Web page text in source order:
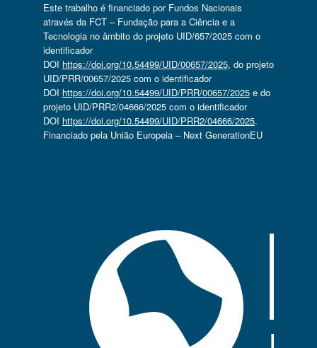
Este trabalho é financiado por Fundos Nacionais
através da FCT – Fundação para a Ciência e a
Tecnologia no âmbito do projeto UID/657/2025 com o
identificador
DOI https://doi.org/10.54499/UID/00657/2025, do projeto
UID/PRR/00657/2025 com o identificador
DOI https://doi.org/10.54499/UID/PRR/00657/2025e do
projeto UID/PRR2/04666/2025 com o identificador
DOI https://doi.org/10.54499/UID/PRR2/04666/2025.
Financiado pela União Europeia – Next GenerationEU